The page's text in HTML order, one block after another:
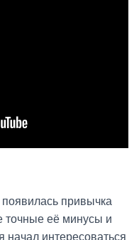
привычка
точные её минусы и
интересоваться